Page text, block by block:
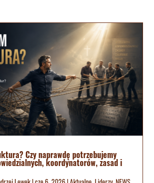
Czy naprawdę potrzebujemy
koordynatorów, zasad i